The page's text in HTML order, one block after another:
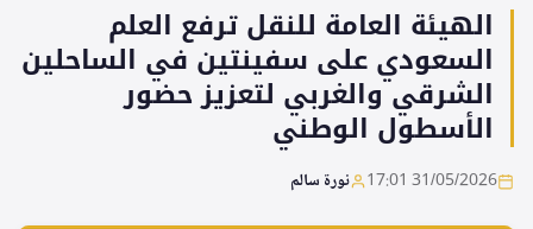
الهيئة العامة للنقل ترفع العلم
السعودي على سفينتين في الساحلين
الشرقي والغربي لتعزيز حضور
الأسطول الوطني
31/05/2026 17:01 نورة سالم